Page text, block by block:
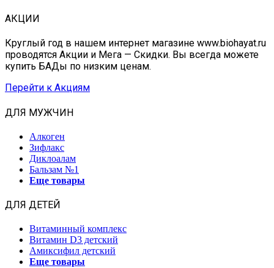
АКЦИИ
Круглый год в нашем интернет магазине www.biohayat.ru
проводятся Акции и Мега — Скидки. Вы всегда можете
купить БАДы по низким ценам.
Перейти к Акциям
ДЛЯ МУЖЧИН
Алкоген
Зифлакс
Диклоалам
Бальзам №1
Еще товары
ДЛЯ ДЕТЕЙ
Витаминный комплекс
Витамин D3 детский
Амиксифил детский
Еще товары